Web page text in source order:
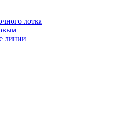
лотка
линии